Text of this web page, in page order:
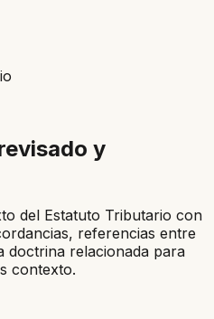
y
del Estatuto Tributario con
referencias entre
doctrina relacionada para
contexto.